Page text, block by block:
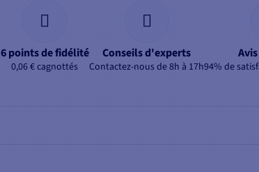
6 points de fidélité
0,06 € cagnottés
Conseils d'experts
Contactez-nous de 8h à 17h94% de